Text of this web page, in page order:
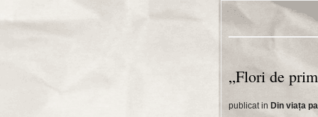
„Flori de
publicat in Din viața